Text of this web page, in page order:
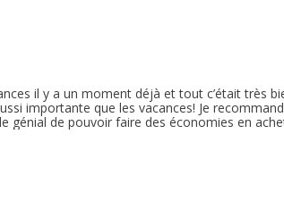
il y a un moment déjà et tout c’était très
importante que les vacances! Je
génial de pouvoir faire des économies en
loisirs tel qu’aller au cinéma ou en vacances!